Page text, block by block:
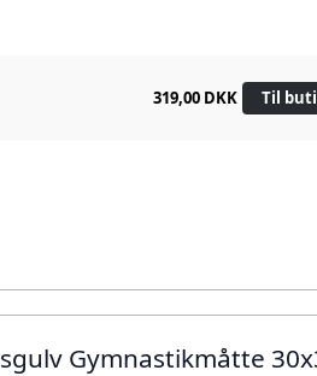
319,00 DKK Til
Gymnastikmåtte